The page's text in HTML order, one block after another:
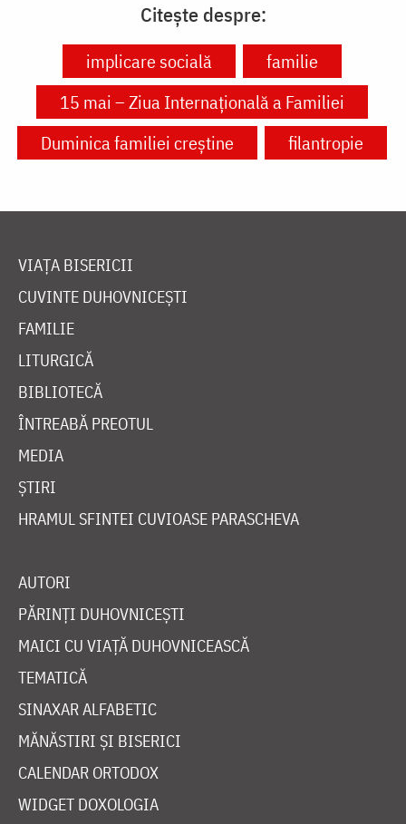
Citește despre:
implicare socială
familie
15 mai – Ziua Internațională a Familiei
Duminica familiei creștine
filantropie
VIAȚA BISERICII
CUVINTE DUHOVNICEȘTI
FAMILIE
LITURGICĂ
BIBLIOTECĂ
ÎNTREABĂ PREOTUL
MEDIA
ȘTIRI
HRAMUL SFINTEI CUVIOASE PARASCHEVA
AUTORI
PĂRINȚI DUHOVNICEȘTI
MAICI CU VIAȚĂ DUHOVNICEASCĂ
TEMATICĂ
SINAXAR ALFABETIC
MĂNĂSTIRI ȘI BISERICI
CALENDAR ORTODOX
WIDGET DOXOLOGIA